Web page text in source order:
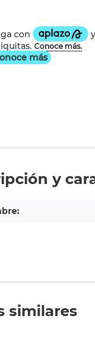
más
y
similares